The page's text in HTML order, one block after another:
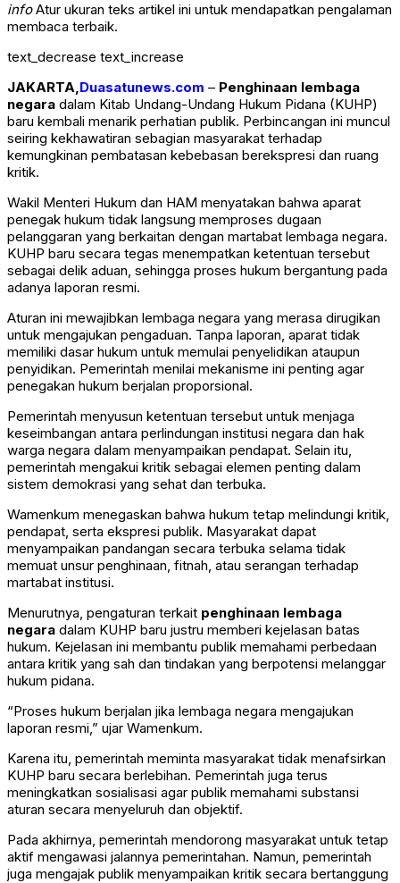
infoAtur ukuran teks artikel ini untuk mendapatkan pengalaman
membaca terbaik.
text_decrease text_increase
JAKARTA,Duasatunews.com – Penghinaan lembaga
negara dalam Kitab Undang-Undang Hukum Pidana (KUHP)
baru kembali menarik perhatian publik. Perbincangan ini muncul
seiring kekhawatiran sebagian masyarakat terhadap
kemungkinan pembatasan kebebasan berekspresi dan ruang
kritik.
Wakil Menteri Hukum dan HAM menyatakan bahwa aparat
penegak hukum tidak langsung memproses dugaan
pelanggaran yang berkaitan dengan martabat lembaga negara.
KUHP baru secara tegas menempatkan ketentuan tersebut
sebagai delik aduan, sehingga proses hukum bergantung pada
adanya laporan resmi.
Aturan ini mewajibkan lembaga negara yang merasa dirugikan
untuk mengajukan pengaduan. Tanpa laporan, aparat tidak
memiliki dasar hukum untuk memulai penyelidikan ataupun
penyidikan. Pemerintah menilai mekanisme ini penting agar
penegakan hukum berjalan proporsional.
Pemerintah menyusun ketentuan tersebut untuk menjaga
keseimbangan antara perlindungan institusi negara dan hak
warga negara dalam menyampaikan pendapat. Selain itu,
pemerintah mengakui kritik sebagai elemen penting dalam
sistem demokrasi yang sehat dan terbuka.
Wamenkum menegaskan bahwa hukum tetap melindungi kritik,
pendapat, serta ekspresi publik. Masyarakat dapat
menyampaikan pandangan secara terbuka selama tidak
memuat unsur penghinaan, fitnah, atau serangan terhadap
martabat institusi.
Menurutnya, pengaturan terkait penghinaan lembaga
negara dalam KUHP baru justru memberi kejelasan batas
hukum. Kejelasan ini membantu publik memahami perbedaan
antara kritik yang sah dan tindakan yang berpotensi melanggar
hukum pidana.
“Proses hukum berjalan jika lembaga negara mengajukan
laporan resmi,” ujar Wamenkum.
Karena itu, pemerintah meminta masyarakat tidak menafsirkan
KUHP baru secara berlebihan. Pemerintah juga terus
meningkatkan sosialisasi agar publik memahami substansi
aturan secara menyeluruh dan objektif.
Pada akhirnya, pemerintah mendorong masyarakat untuk tetap
aktif mengawasi jalannya pemerintahan. Namun, pemerintah
juga mengajak publik menyampaikan kritik secara bertanggung